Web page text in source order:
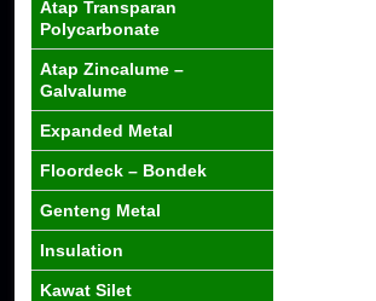
Atap Transparan
Polycarbonate
Atap Zincalume –
Galvalume
Expanded Metal
Floordeck – Bondek
Genteng Metal
Insulation
Kawat Silet